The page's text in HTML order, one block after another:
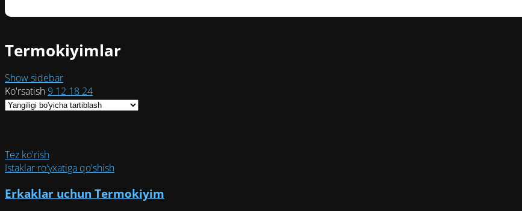
Termokiyimlar
Show sidebar
Ko'rsatish9 12 18 24
Tez ko'rish
Istaklar ro'yxatiga qo'shish
Erkaklar uchun Termokiyim